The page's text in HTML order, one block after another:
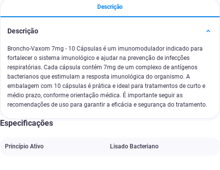
Descrição
Descrição
Broncho-Vaxom 7mg - 10 Cápsulas é um imunomodulador indicado para
fortalecer o sistema imunológico e ajudar na prevenção de infecções
respiratórias. Cada cápsula contém 7mg de um complexo de antígenos
bacterianos que estimulam a resposta imunológica do organismo. A
embalagem com 10 cápsulas é prática e ideal para tratamentos de curto e
médio prazo, conforme orientação médica. É importante seguir as
recomendações de uso para garantir a eficácia e segurança do tratamento.
Especificações
Princípio Ativo Lisado Bacteriano